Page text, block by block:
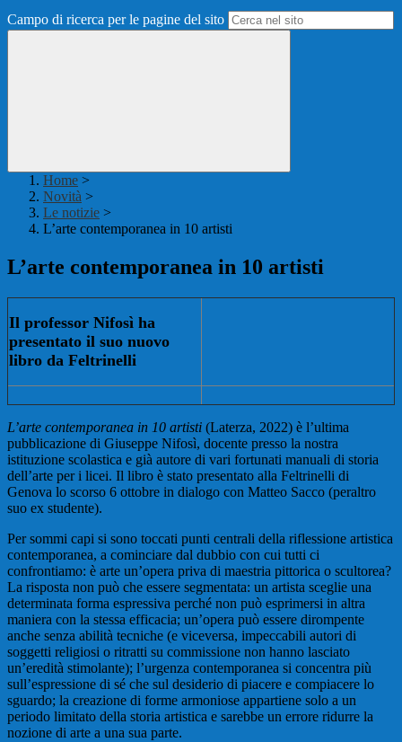
Campo di ricerca per le pagine del sito
Home >
Novità >
Le notizie >
L’arte contemporanea in 10 artisti
L’arte contemporanea in 10 artisti
Il professor Nifosì ha
presentato il suo nuovo
libro da Feltrinelli
L’arte contemporanea in 10 artisti (Laterza, 2022) è l’ultima
pubblicazione di Giuseppe Nifosì, docente presso la nostra
istituzione scolastica e già autore di vari fortunati manuali di storia
dell’arte per i licei. Il libro è stato presentato alla Feltrinelli di
Genova lo scorso 6 ottobre in dialogo con Matteo Sacco (peraltro
suo ex studente).
Per sommi capi si sono toccati punti centrali della riflessione artistica
contemporanea, a cominciare dal dubbio con cui tutti ci
confrontiamo: è arte un’opera priva di maestria pittorica o scultorea?
La risposta non può che essere segmentata: un artista sceglie una
determinata forma espressiva perché non può esprimersi in altra
maniera con la stessa efficacia; un’opera può essere dirompente
anche senza abilità tecniche (e viceversa, impeccabili autori di
soggetti religiosi o ritratti su commissione non hanno lasciato
un’eredità stimolante); l’urgenza contemporanea si concentra più
sull’espressione di sé che sul desiderio di piacere e compiacere lo
sguardo; la creazione di forme armoniose appartiene solo a un
periodo limitato della storia artistica e sarebbe un errore ridurre la
nozione di arte a una sua parte.